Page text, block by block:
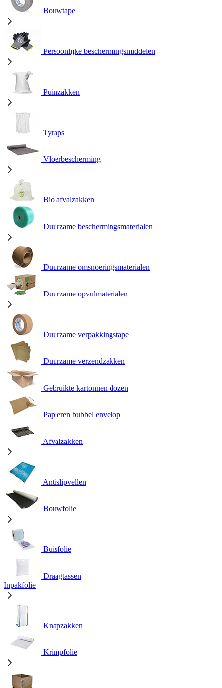
Bouwtape
Persoonlijke beschermingsmiddelen
Puinzakken
Tyraps
Vloerbescherming
Bio afvalzakken
Duurzame beschermingsmaterialen
Duurzame omsnoeringsmaterialen
Duurzame opvulmaterialen
Duurzame verpakkingstape
Duurzame verzendzakken
Gebruikte kartonnen dozen
Papieren bubbel envelop
Afvalzakken
Antislipvellen
Bouwfolie
Buisfolie
Draagtassen
Inpakfolie
Knapzakken
Krimpfolie